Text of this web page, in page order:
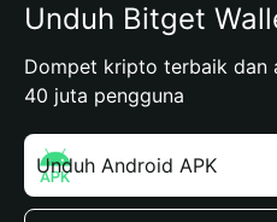
Unduh Bitget
Dompet kripto terbaik dan
40 juta pengguna
Unduh Android APK